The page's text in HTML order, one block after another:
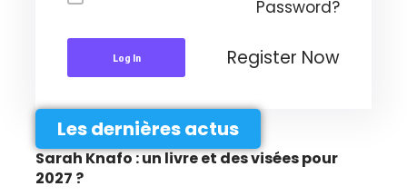
Password?
Log In Register Now
Les dernières actus
Sarah Knafo : un livre et des visées pour
2027 ?